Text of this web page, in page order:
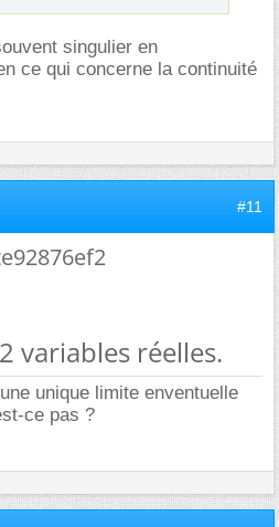
singulier en
ce qui concerne la continuité
#11
variables réelles.
unique limite enventuelle
ce pas ?